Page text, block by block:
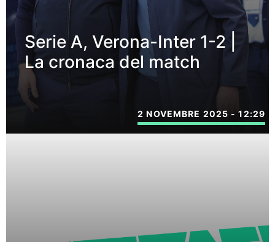
Serie A, Verona-Inter 1-2 |
La cronaca del match
2 NOVEMBRE 2025 - 12:29